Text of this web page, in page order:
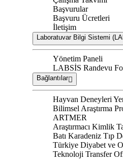
Başvurular
Başvuru Ücretleri
İletişim
Laboratuvar Bilgi Sistemi
Yönetim Paneli
LABSİS Randevu
Bağlantılar
Hayvan Deneyleri
Bilimsel Araştırma
ARTMER
Araştırmacı Kimlik
Batı Karadeniz Tıp
Türkiye Diyabet ve
Teknoloji Transfer